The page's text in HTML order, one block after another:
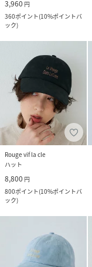
3,960 円
360ポイント(10%ポイントバ
ック)
Rouge vif la cle
ハット
8,800 円
800ポイント(10%ポイントバ
ック)